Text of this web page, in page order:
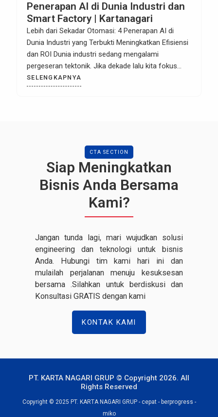
Penerapan AI di Dunia Industri dan
Smart Factory | Kartanagari
Lebih dari Sekadar Otomasi: 4 Penerapan AI di
Dunia Industri yang Terbukti Meningkatkan Efisiensi
dan ROI Dunia industri sedang mengalami
pergeseran tektonik. Jika dekade lalu kita fokus
pada Otomasi (membuat mesin bekerja sendiri),
dekade ini kita memasuki era Otonomi (membuat
SELENGKAPNYA
CTA SECTION
Siap Meningkatkan
Bisnis Anda Bersama
Kami?
Jangan tunda lagi, mari wujudkan solusi
engineering dan teknologi untuk bisnis
Anda. Hubungi tim kami hari ini dan
mulailah perjalanan menuju kesuksesan
bersama .Silahkan untuk berdiskusi dan
Konsultasi GRATIS dengan kami
KONTAK KAMI
PT. KARTA NAGARI GRUP © Copyright 2026. All
Rights Reserved
Copyright © 2025 PT. KARTA NAGARI GRUP - cepat - berprogress -
miko